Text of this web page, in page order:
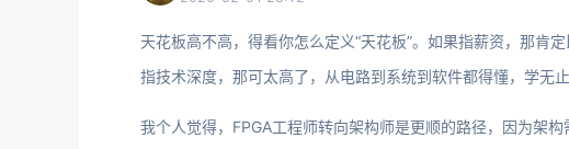
天花板高不高，得看你怎么定义“天花板”。如果指薪资，那肯
指技术深度，那可太高了，从电路到系统到软件都得懂，学无止
我个人觉得，FPGA工程师转向架构师是更顺的路径，因为架